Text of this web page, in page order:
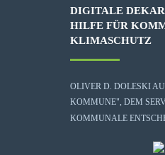
DIGITALE
HILFE FÜR
KLIMASCHUTZ
OLIVER D. DOLESKI
KOMMUNE", DEM
KOMMUNALE